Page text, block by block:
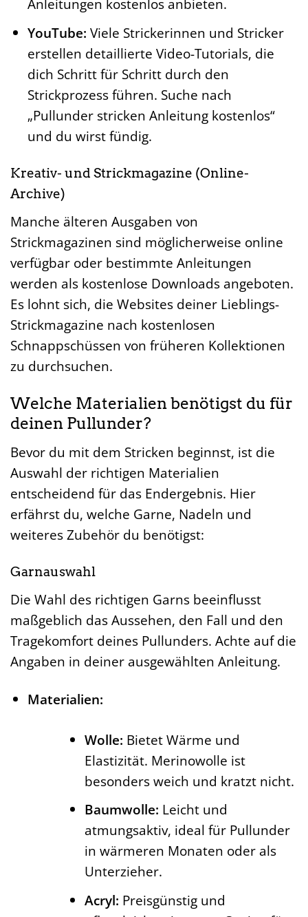
Anleitungen kostenlos anbieten.
YouTube: Viele Strickerinnen und Stricker
erstellen detaillierte Video-Tutorials, die
dich Schritt für Schritt durch den
Strickprozess führen. Suche nach
„Pullunder stricken Anleitung kostenlos“
und du wirst fündig.
Kreativ- und Strickmagazine (Online-
Archive)
Manche älteren Ausgaben von
Strickmagazinen sind möglicherweise online
verfügbar oder bestimmte Anleitungen
werden als kostenlose Downloads angeboten.
Es lohnt sich, die Websites deiner Lieblings-
Strickmagazine nach kostenlosen
Schnappschüssen von früheren Kollektionen
zu durchsuchen.
Welche Materialien benötigst du für
deinen Pullunder?
Bevor du mit dem Stricken beginnst, ist die
Auswahl der richtigen Materialien
entscheidend für das Endergebnis. Hier
erfährst du, welche Garne, Nadeln und
weiteres Zubehör du benötigst:
Garnauswahl
Die Wahl des richtigen Garns beeinflusst
maßgeblich das Aussehen, den Fall und den
Tragekomfort deines Pullunders. Achte auf die
Angaben in deiner ausgewählten Anleitung.
Materialien:
Wolle: Bietet Wärme und
Elastizität. Merinowolle ist
besonders weich und kratzt nicht.
Baumwolle: Leicht und
atmungsaktiv, ideal für Pullunder
in wärmeren Monaten oder als
Unterzieher.
Acryl: Preisgünstig und